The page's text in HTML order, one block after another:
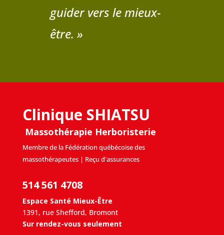
guider vers le mieux-
être. »
Clinique SHIATSU
Massothérapie Herboristerie
Membre de la Fédération québécoise des
massothérapeutes | Reçu d'assurances
514 561 4708
Espace Santé Mieux-Être
1391, rue Shefford, Bromont
Sur rendez-vous seulement